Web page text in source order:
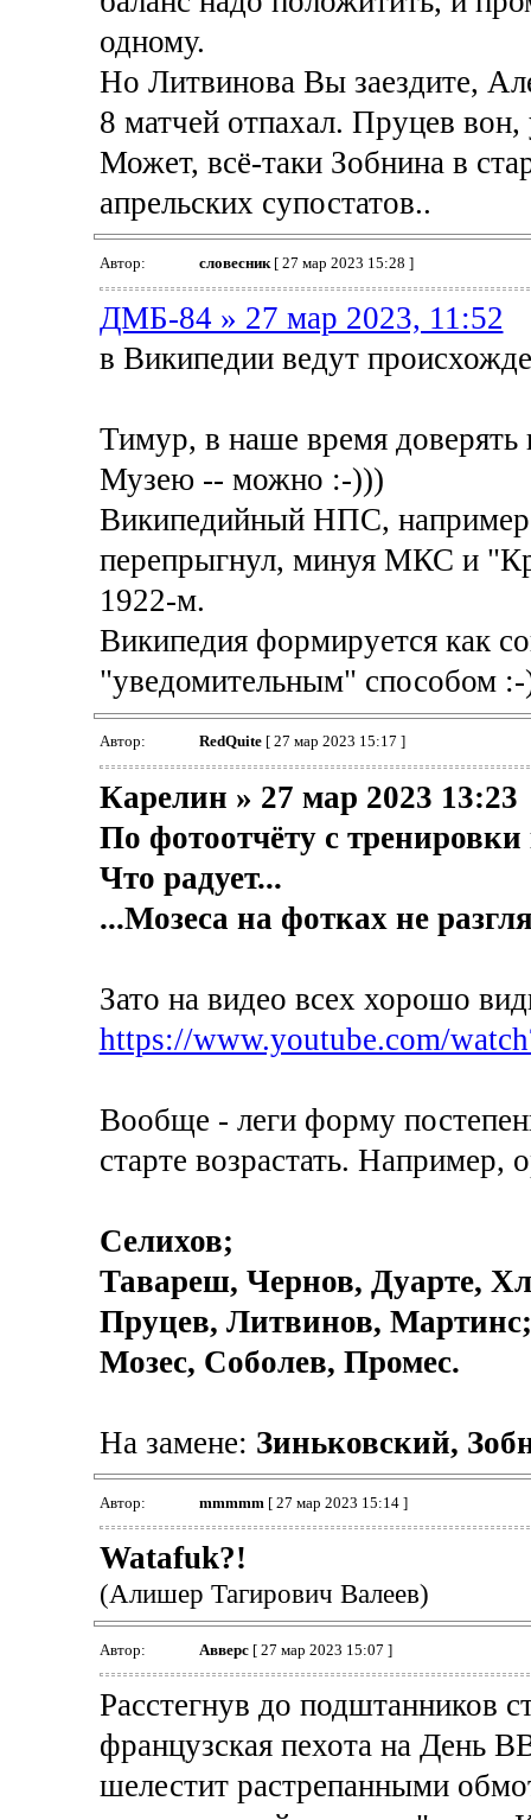
одному.
Но Литвинова Вы заездите,
8 матчей отпахал. Пруцев
Может, всё-таки Зобнина в
апрельских супостатов..
Автор: словесник[ 27 мар 2023 15:28 ]
ДМБ-84 » 27 мар 2023, 11:52
в Википедии ведут
Тимур, в наше время
Музею -- можно :-)))
Википедийный НПС,
перепрыгнул, минуя МКС и
1922-м.
Википедия формируется как
"уведомительным" способом
Автор: RedQuite[ 27 мар 2023 15:17 ]
Карелин » 27 мар 2023 13:23
По фотоотчёту с
Что радует...
...Мозеса на фотках не
Зато на видео всех хорошо
https://www.youtube.com/
Вообще - леги форму
старте возрастать.
Селихов;
Тавареш, Чернов, Дуарте,
Пруцев, Литвинов, Мартинс;
Мозес, Соболев, Промес.
На замене: Зиньковский,
Автор: mmmmm [ 27 мар 2023 15:14 ]
Watafuk?!
(Алишер Тагирович Валеев)
Автор: Авверс[ 27 мар 2023 15:07 ]
Расстегнув до подштанников
французская пехота на День
шелестит растрепанными